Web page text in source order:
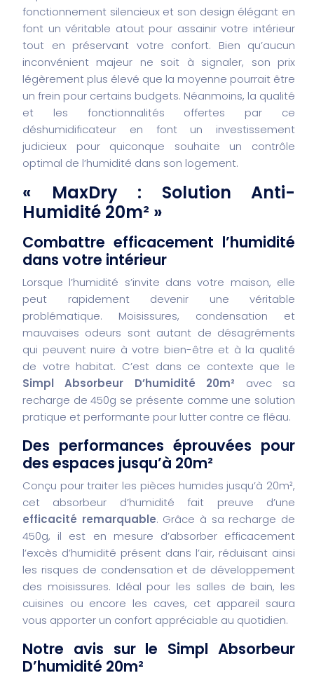
fonctionnement silencieux et son design élégant en
font un véritable atout pour assainir votre intérieur
tout en préservant votre confort. Bien qu’aucun
inconvénient majeur ne soit à signaler, son prix
légèrement plus élevé que la moyenne pourrait être
un frein pour certains budgets. Néanmoins, la qualité
et les fonctionnalités offertes par ce
déshumidificateur en font un investissement
judicieux pour quiconque souhaite un contrôle
optimal de l’humidité dans son logement.
« MaxDry : Solution Anti-
Humidité 20m² »
Combattre efficacement l’humidité
dans votre intérieur
Lorsque l’humidité s’invite dans votre maison, elle
peut rapidement devenir une véritable
problématique. Moisissures, condensation et
mauvaises odeurs sont autant de désagréments
qui peuvent nuire à votre bien-être et à la qualité
de votre habitat. C’est dans ce contexte que le
Simpl Absorbeur D’humidité 20m² avec sa
recharge de 450g se présente comme une solution
pratique et performante pour lutter contre ce fléau.
Des performances éprouvées pour
des espaces jusqu’à 20m²
Conçu pour traiter les pièces humides jusqu’à 20m²,
cet absorbeur d’humidité fait preuve d’une
efficacité remarquable. Grâce à sa recharge de
450g, il est en mesure d’absorber efficacement
l’excès d’humidité présent dans l’air, réduisant ainsi
les risques de condensation et de développement
des moisissures. Idéal pour les salles de bain, les
cuisines ou encore les caves, cet appareil saura
vous apporter un confort appréciable au quotidien.
Notre avis sur le Simpl Absorbeur
D’humidité 20m²